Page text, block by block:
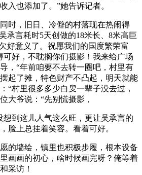
入也添加了。”她告诉记者。
，旧日、冷僻的村落现在热闹得
承言耗时5天创做的18米长、8米高巨
好意义了。祝愿我们的国度繁荣富
可好，不耽搁你们摄影！我来给广场
，“年前咱要不去转一圈吧，村里有
起了摊，特色财产不凸起，明天就能
“村里很多多少白叟一辈子没去过，
大爷说：“先别慌摄影，
到这儿人气这么旺，更让吴承言的
脸上总挂着笑容。看着可好。
墙绘，镇里也积极步履，根本设备
画画的初心，啥时候画完呀？俺等着
采访！